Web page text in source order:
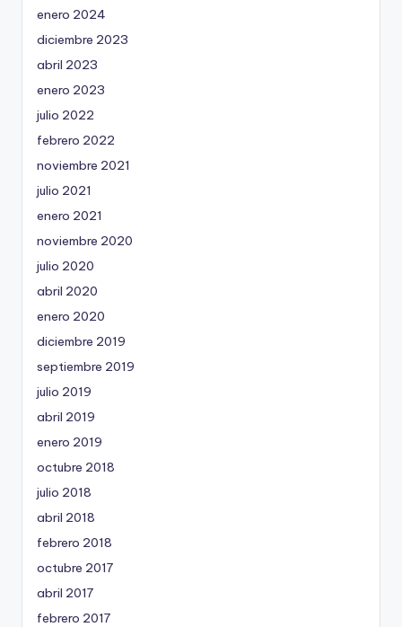
enero 2024
diciembre 2023
abril 2023
enero 2023
julio 2022
febrero 2022
noviembre 2021
julio 2021
enero 2021
noviembre 2020
julio 2020
abril 2020
enero 2020
diciembre 2019
septiembre 2019
julio 2019
abril 2019
enero 2019
octubre 2018
julio 2018
abril 2018
febrero 2018
octubre 2017
abril 2017
febrero 2017